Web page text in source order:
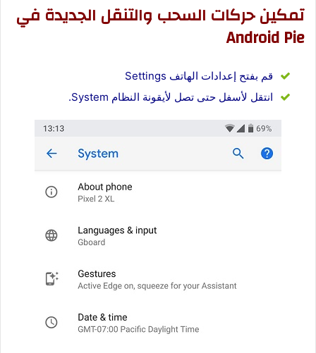
تمكين حركات السحب والتنقل الجديدة في
Android Pie
قم بفتح إعدادات الهاتف Settings
انتقل لأسفل حتى تصل لأيقونة النظام System.